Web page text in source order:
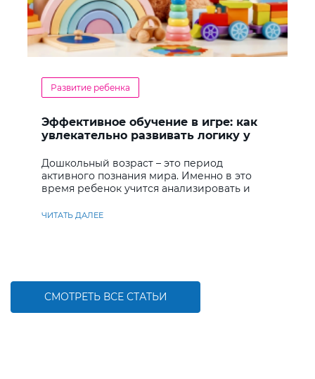
Развитие ребенка
Эффективное обучение в игре: как
увлекательно развивать логику у
Дошкольный возраст – это период
активного познания мира. Именно в это
время ребенок учится анализировать и
ЧИТАТЬ ДАЛЕЕ
СМОТРЕТЬ ВСЕ СТАТЬИ